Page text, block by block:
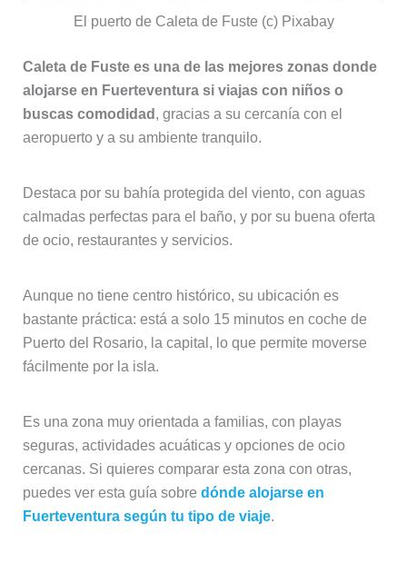
El puerto de Caleta de Fuste (c) Pixabay
Caleta de Fuste es una de las mejores zonas donde
alojarse en Fuerteventura si viajas con niños o
buscas comodidad , gracias a su cercanía con el
aeropuerto y a su ambiente tranquilo.
Destaca por su bahía protegida del viento, con aguas
calmadas perfectas para el baño, y por su buena oferta
de ocio, restaurantes y servicios.
Aunque no tiene centro histórico, su ubicación es
bastante práctica: está a solo 15 minutos en coche de
Puerto del Rosario, la capital, lo que permite moverse
fácilmente por la isla.
Es una zona muy orientada a familias, con playas
seguras, actividades acuáticas y opciones de ocio
cercanas. Si quieres comparar esta zona con otras,
puedes ver esta guía sobre dónde alojarse en
Fuerteventura según tu tipo de viaje.